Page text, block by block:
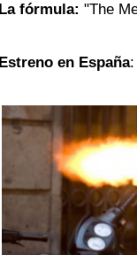
La fórmula: "The
Estreno en España: